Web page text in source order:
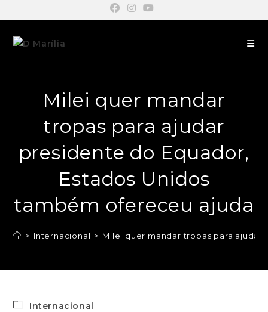
Milei quer mandar
tropas para ajudar
presidente do Equador,
Estados Unidos
também ofereceu ajuda
> Internacional > Milei quer mandar tropas para
Internacional